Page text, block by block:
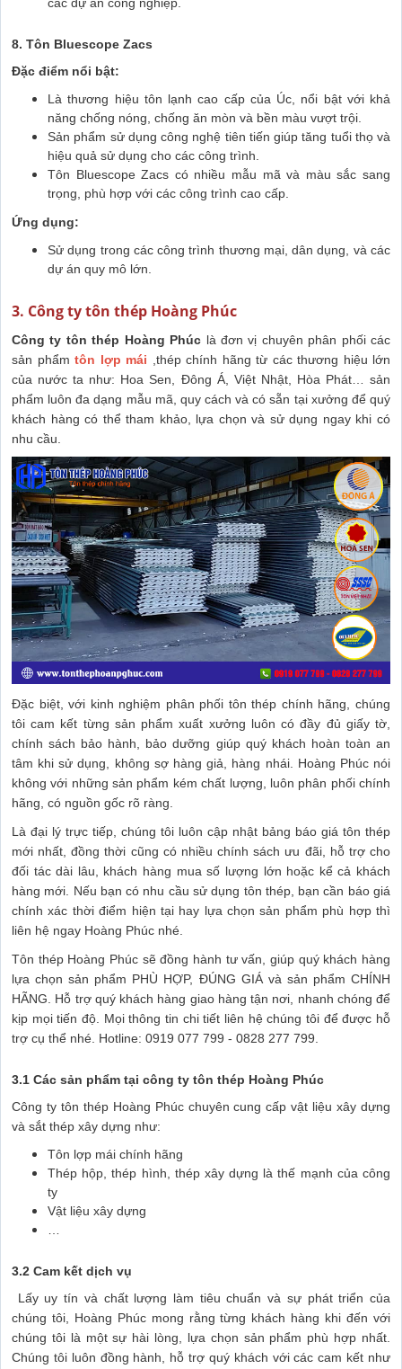
8. Tôn Bluescope Zacs
Đặc điểm nổi bật:
Là thương hiệu tôn lạnh cao cấp của Úc, nổi bật với khả
năng chống nóng, chống ăn mòn và bền màu vượt trội.
Sản phẩm sử dụng công nghệ tiên tiến giúp tăng tuổi thọ và
hiệu quả sử dụng cho các công trình.
Tôn Bluescope Zacs có nhiều mẫu mã và màu sắc sang
trọng, phù hợp với các công trình cao cấp.
Ứng dụng:
Sử dụng trong các công trình thương mại, dân dụng, và các
dự án quy mô lớn.
3. Công ty tôn thép Hoàng Phúc
Công ty tôn thép Hoàng Phúc là đơn vị chuyên phân phối các
sản phẩm tôn lợp mái ,thép chính hãng từ các thương hiệu lớn
của nước ta như: Hoa Sen, Đông Á, Việt Nhật, Hòa Phát… sản
phẩm luôn đa dạng mẫu mã, quy cách và có sẵn tại xưởng để quý
khách hàng có thể tham khảo, lựa chọn và sử dụng ngay khi có
nhu cầu.
Đặc biệt, với kinh nghiệm phân phối tôn thép chính hãng, chúng
tôi cam kết từng sản phẩm xuất xưởng luôn có đầy đủ giấy tờ,
chính sách bảo hành, bảo dưỡng giúp quý khách hoàn toàn an
tâm khi sử dụng, không sợ hàng giả, hàng nhái. Hoàng Phúc nói
không với những sản phẩm kém chất lượng, luôn phân phối chính
hãng, có nguồn gốc rõ ràng.
Là đại lý trực tiếp, chúng tôi luôn cập nhật bảng báo giá tôn thép
mới nhất, đồng thời cũng có nhiều chính sách ưu đãi, hỗ trợ cho
đối tác dài lâu, khách hàng mua số lượng lớn hoặc kể cả khách
hàng mới. Nếu bạn có nhu cầu sử dụng tôn thép, bạn cần báo giá
chính xác thời điểm hiện tại hay lựa chọn sản phẩm phù hợp thì
liên hệ ngay Hoàng Phúc nhé.
Tôn thép Hoàng Phúc sẽ đồng hành tư vấn, giúp quý khách hàng
lựa chọn sản phẩm PHÙ HỢP, ĐÚNG GIÁ và sản phẩm CHÍNH
HÃNG. Hỗ trợ quý khách hàng giao hàng tận nơi, nhanh chóng để
kịp mọi tiến độ. Mọi thông tin chi tiết liên hệ chúng tôi để được hỗ
trợ cụ thể nhé. Hotline: 0919 077 799 - 0828 277 799.
3.1 Các sản phẩm tại công ty tôn thép Hoàng Phúc
Công ty tôn thép Hoàng Phúc chuyên cung cấp vật liệu xây dựng
và sắt thép xây dựng như:
Tôn lợp mái chính hãng
Thép hộp, thép hình, thép xây dựng là thế mạnh của công
ty
Vật liệu xây dựng
3.2 Cam kết dịch vụ
Lấy uy tín và chất lượng làm tiêu chuẩn và sự phát triển của
chúng tôi, Hoàng Phúc mong rằng từng khách hàng khi đến với
chúng tôi là một sự hài lòng, lựa chọn sản phẩm phù hợp nhất.
Chúng tôi luôn đồng hành, hỗ trợ quý khách với các cam kết như